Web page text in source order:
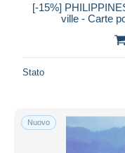
[-15%]
ville - Carte
Stato
Nuovo